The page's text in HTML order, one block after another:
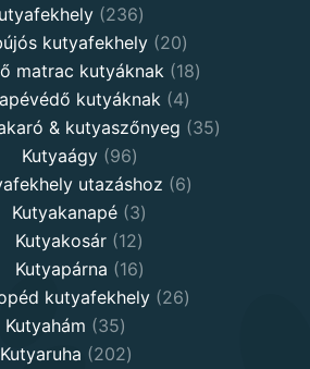
products
236236
products
kutyafekhely 2020
products
matrac kutyáknak 1818
kutyáknak 44
products
& kutyaszőnyeg 3535
Kutyaágy 9696
products
utazáshoz 66
Kutyakanapé 33
products
Kutyakosár 1212
products
Kutyapárna 1616
products
kutyafekhely 2626
Kutyahám 3535
products
Kutyaruha 202202